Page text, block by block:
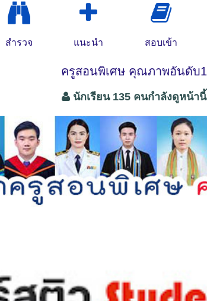
สำรวจ แนะนำ สอบเข้า
ครูสอนพิเศษ คุณภาพอันดับ1
นักเรียน 135 คนกำลังดูหน้านี้